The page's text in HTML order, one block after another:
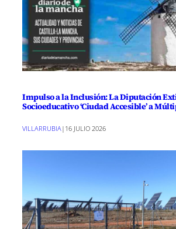
Impulso a la Inclusión: La Diputación
Socioeducativo ‘Ciudad Accesible’ a
VILLARRUBIA| 16 JULIO 2026